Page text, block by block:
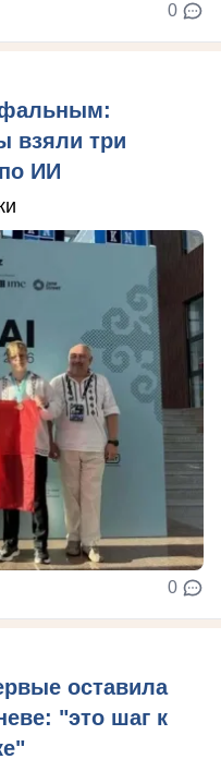
0
взяли три
ИИ
0
оставила
"это шаг к